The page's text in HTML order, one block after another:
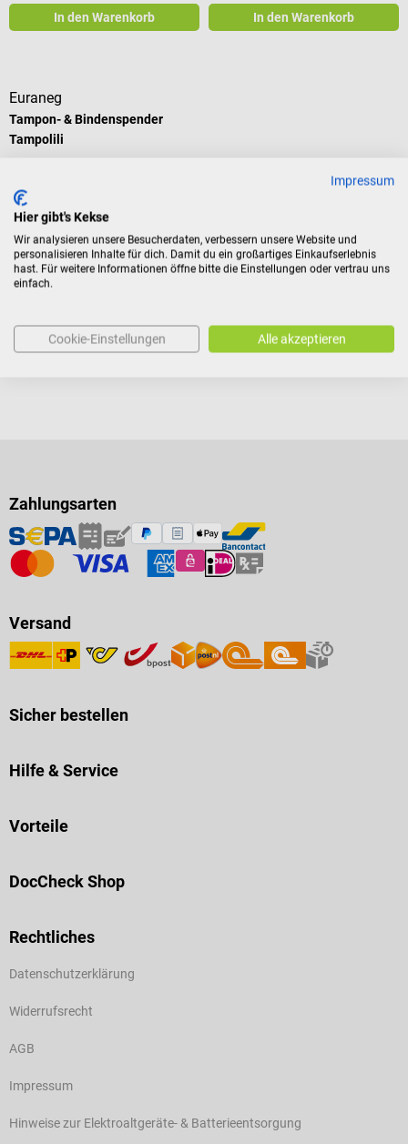
In den Warenkorb In den Warenkorb
Euraneg
Tampon- & Bindenspender
Tampolili
Periodenutensilien
Durchschnittliche Bewertung von 5 von 5 Sternen
Versandkosten
In den Warenkorb
Zahlungsarten
Versand
Sicher bestellen
Hilfe & Service
Vorteile
DocCheck Shop
Rechtliches
Datenschutzerklärung
Widerrufsrecht
AGB
Impressum
Hinweise zur Elektroaltgeräte- & Batterieentsorgung
Impressum
Hier gibt's Kekse
Wir analysieren unsere Besucherdaten, verbessern unsere Website und
personalisieren Inhalte für dich. Damit du ein großartiges Einkaufserlebnis
hast. Für weitere Informationen öffne bitte die Einstellungen oder vertrau uns
einfach.
Cookie-Einstellungen Alle akzeptieren